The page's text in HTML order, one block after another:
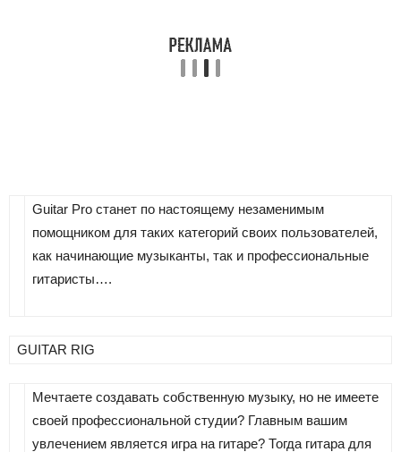
Guitar Pro станет по настоящему незаменимым
помощником для таких категорий своих пользователей,
как начинающие музыканты, так и профессиональные
гитаристы….
GUITAR RIG
Мечтаете создавать собственную музыку, но не имеете
своей профессиональной студии? Главным вашим
увлечением является игра на гитаре? Тогда гитара для